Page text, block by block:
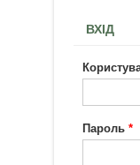
ВХІД
Пароль*